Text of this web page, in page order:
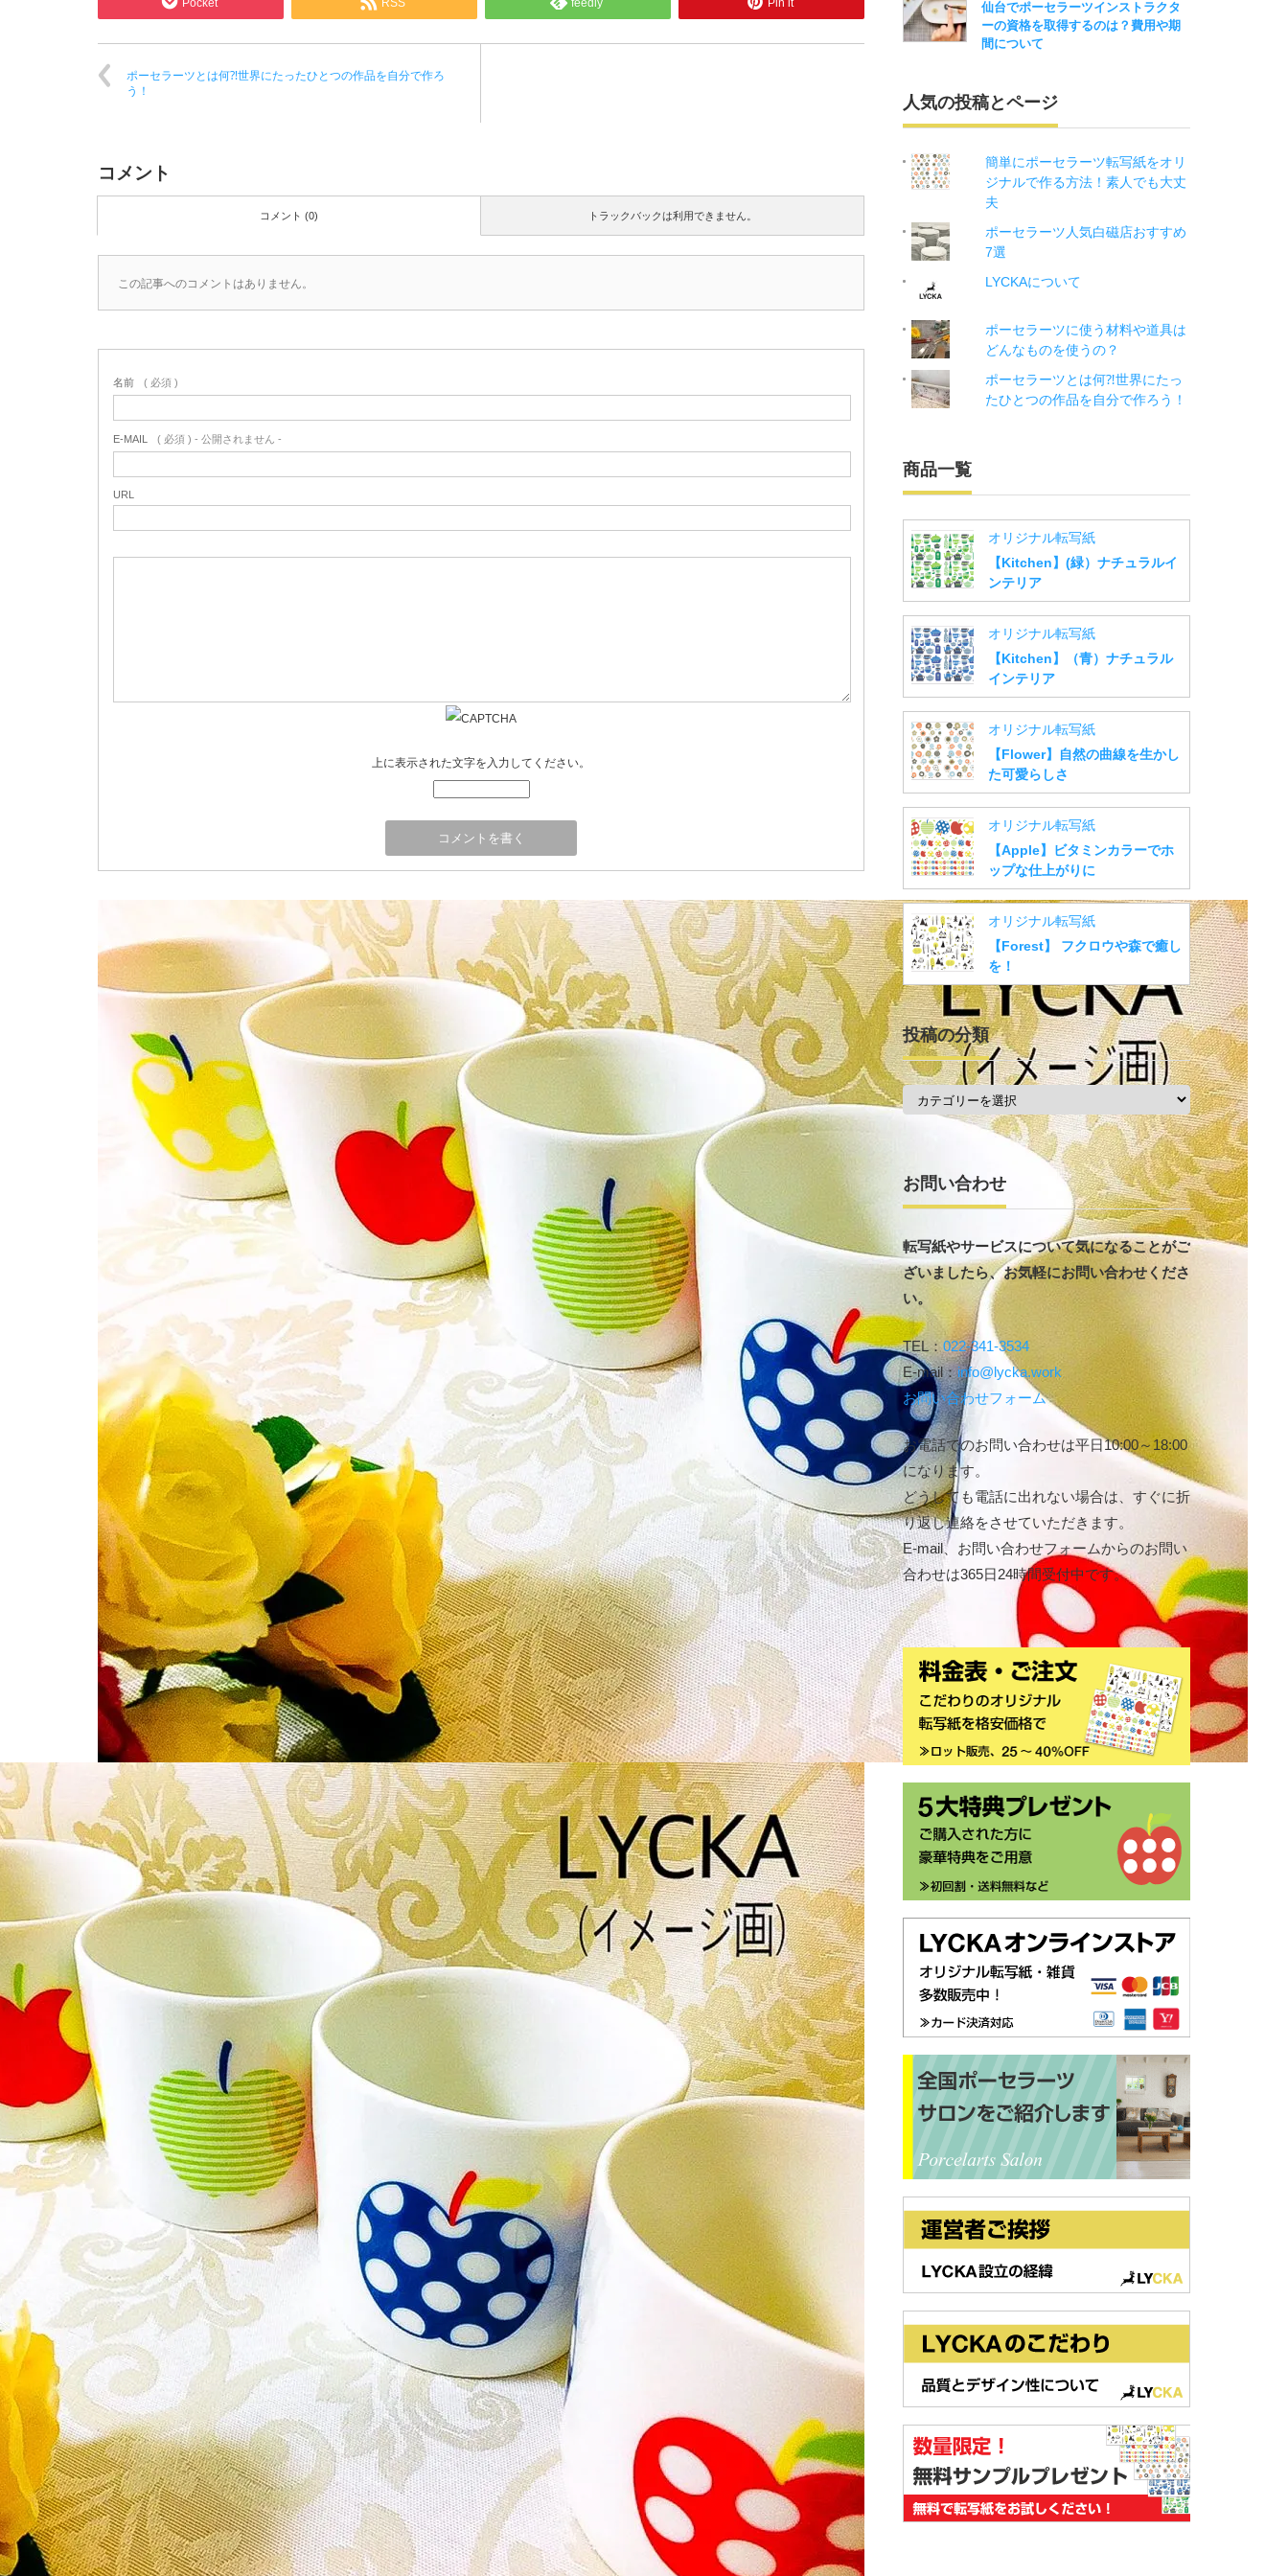
Pocket RSS feedly Pin it
ポーセラーツとは何⁈世界にたったひとつの作品を自分で作ろ
う！
コメント
トラックバックは利用できません。
コメント (0)
この記事へのコメントはありません。
名前 ( 必須 )
E-MAIL ( 必須 ) - 公開されません -
URL
上に表示された文字を入力してください。
仙台でポーセラーツインストラクタ
ーの資格を取得するのは？費用や期
間について
人気の投稿とページ
簡単にポーセラーツ転写紙をオリ
ジナルで作る方法！素人でも大丈
夫
ポーセラーツ人気白磁店おすすめ
7選
LYCKAについて
ポーセラーツに使う材料や道具は
どんなものを使うの？
ポーセラーツとは何⁈世界にたっ
たひとつの作品を自分で作ろう！
商品一覧
オリジナル転写紙
【Kitchen】(緑）ナチュラルイ
ンテリア
オリジナル転写紙
【Kitchen】（青）ナチュラル
インテリア
オリジナル転写紙
【Flower】自然の曲線を生かし
た可愛らしさ
オリジナル転写紙
【Apple】ビタミンカラーでホ
ップな仕上がりに
オリジナル転写紙
【Forest】 フクロウや森で癒し
を！
投稿の分類
投
稿
お問い合わせ
転写紙やサービスについて気になることがご
ざいましたら、お気軽にお問い合わせくださ
い。
TEL：022-341-3534
E-mail：info@lycka.work
お問い合わせフォーム
お電話でのお問い合わせは平日10:00～18:00
になります。
どうしても電話に出れない場合は、すぐに折
り返し連絡をさせていただきます。
E-mail、お問い合わせフォームからのお問い
合わせは365日24時間受付中です。